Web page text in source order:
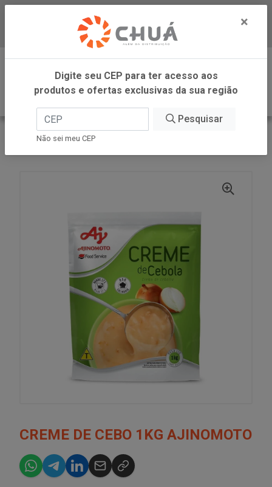
Baixe já nosso APP
0
INÍCIO
AJINOMOTO FOOD SERVICE
CREME DE CEBO 1KG AJINOMOTO
×
Digite seu CEP para ter acesso aos
produtos e ofertas exclusivas da sua região
Pesquisar
Não sei meu CEP